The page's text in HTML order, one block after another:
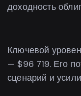
доходность
Ключевой
— $96 719. Его
сценарий и